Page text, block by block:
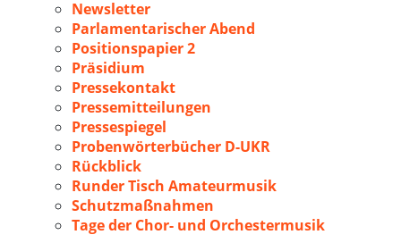
Newsletter
Parlamentarischer Abend
Positionspapier 2
Präsidium
Pressekontakt
Pressemitteilungen
Pressespiegel
Probenwörterbücher D-UKR
Rückblick
Runder Tisch Amateurmusik
Schutzmaßnahmen
Tage der Chor- und Orchestermusik